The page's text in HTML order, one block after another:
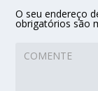
O seu endereço
obrigatórios são